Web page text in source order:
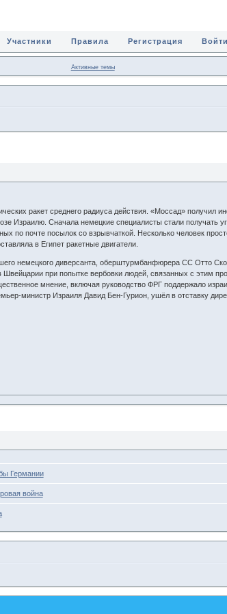
Участники Правила Регистрация Войти
Активные темы
ракет среднего радиуса действия. «Моссад»
Израилю. Сначала немецкие специалисты стали
по почте посылок со взрывчаткой. Несколько человек
в Египет ракетные двигатели.
немецкого диверсанта, оберштурмбанфюрера СС Отто
Швейцарии при попытке вербовки людей, связанных с этим
мнение, включая руководство ФРГ поддержало
министр Израиля Давид Бен-Гурион, ушёл в отставку
Германии
война